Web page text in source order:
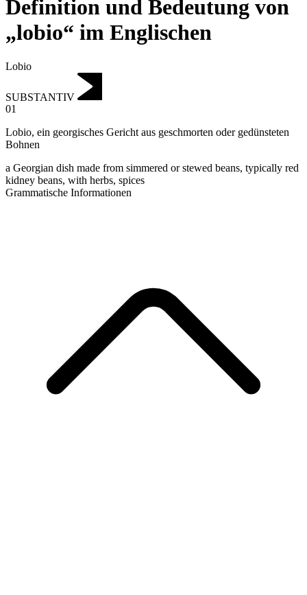
Definition und Bedeutung von
„lobio“ im Englischen
Lobio
SUBSTANTIV
01
Lobio, ein georgisches Gericht aus geschmorten oder gedünsteten
Bohnen
a Georgian dish made from simmered or stewed beans, typically red
kidney beans, with herbs, spices
Grammatische Informationen